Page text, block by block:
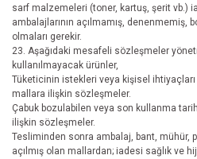
sarf malzemeleri (toner, kartuş, şerit vb.)
ambalajlarının açılmamış, denenmemiş,
olmaları gerekir.
23. Aşağıdaki mesafeli sözleşmeler
kullanılmayacak ürünler,
Tüketicinin istekleri veya kişisel
mallara ilişkin sözleşmeler.
Çabuk bozulabilen veya son kullanma
ilişkin sözleşmeler.
Tesliminden sonra ambalaj, bant, mühür,
açılmış olan mallardan; iadesi sağlık ve